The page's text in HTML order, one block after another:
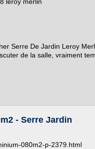
Serre De Jardin Leroy
de la salle, vraiment
- Serre Jardin
080m2-p-2379.html